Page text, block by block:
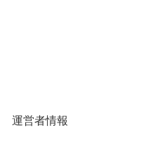
運営者情報